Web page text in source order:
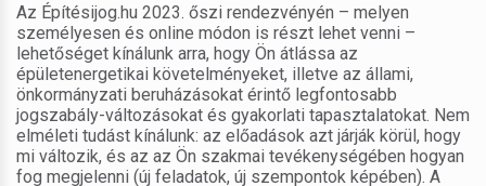
Az Építésijog.hu 2023. őszi rendezvényén – melyen
személyesen és online módon is részt lehet venni –
lehetőséget kínálunk arra, hogy Ön átlássa az
épületenergetikai követelményeket, illetve az állami,
önkormányzati beruházásokat érintő legfontosabb
jogszabály-változásokat és gyakorlati tapasztalatokat. Nem
elméleti tudást kínálunk: az előadások azt járják körül, hogy
mi változik, és az az Ön szakmai tevékenységében hogyan
fog megjelenni (új feladatok, új szempontok képében). A